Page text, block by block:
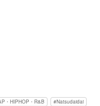
・HIPHOP・R&B Natsudaidai